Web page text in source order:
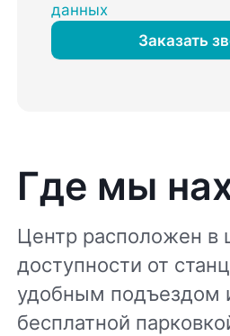
данных
Заказать
Где мы
Центр расположен в
доступности от
удобным подъездом
бесплатной